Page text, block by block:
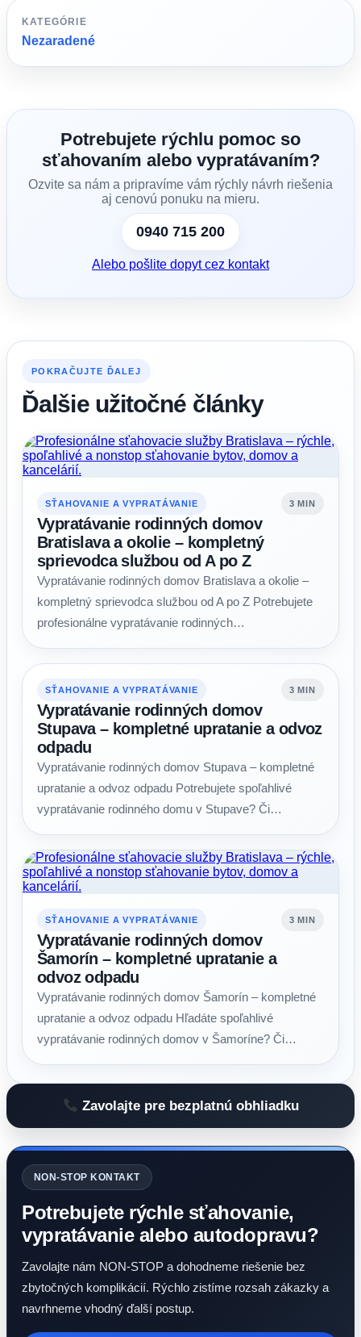
KATEGÓRIE
Nezaradené
Potrebujete rýchlu pomoc so
sťahovaním alebo vypratávaním?
Ozvite sa nám a pripravíme vám rýchly návrh riešenia
aj cenovú ponuku na mieru.
0940 715 200
Alebo pošlite dopyt cez kontakt
POKRAČUJTE ĎALEJ
Ďalšie užitočné články
SŤAHOVANIE A VYPRATÁVANIE 3 MIN
Vypratávanie rodinných domov
Bratislava a okolie – kompletný
sprievodca službou od A po Z
Vypratávanie rodinných domov Bratislava a okolie –
kompletný sprievodca službou od A po Z Potrebujete
profesionálne vypratávanie rodinných…
SŤAHOVANIE A VYPRATÁVANIE 3 MIN
Vypratávanie rodinných domov
Stupava – kompletné upratanie a odvoz
odpadu
Vypratávanie rodinných domov Stupava – kompletné
upratanie a odvoz odpadu Potrebujete spoľahlivé
vypratávanie rodinného domu v Stupave? Či…
SŤAHOVANIE A VYPRATÁVANIE 3 MIN
Vypratávanie rodinných domov
Šamorín – kompletné upratanie a
odvoz odpadu
Vypratávanie rodinných domov Šamorín – kompletné
upratanie a odvoz odpadu Hľadáte spoľahlivé
vypratávanie rodinných domov v Šamoríne? Či…
Zavolajte pre bezplatnú obhliadku
NON-STOP KONTAKT
Potrebujete rýchle sťahovanie,
vypratávanie alebo autodopravu?
Zavolajte nám NON-STOP a dohodneme riešenie bez
zbytočných komplikácií. Rýchlo zistíme rozsah zákazky a
navrhneme vhodný ďalší postup.